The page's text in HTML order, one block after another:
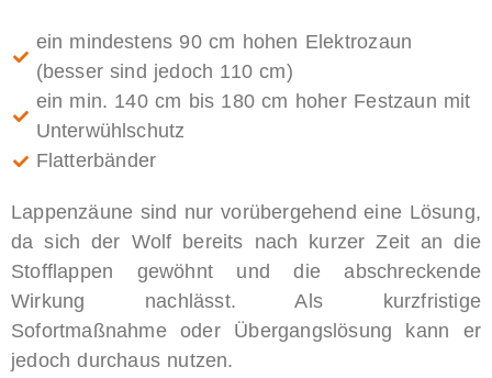
ein mindestens 90 cm hohen Elektrozaun
(besser sind jedoch 110 cm)
ein min. 140 cm bis 180 cm hoher Festzaun mit
Unterwühlschutz
Flatterbänder
Lappenzäune sind nur vorübergehend eine Lösung,
da sich der Wolf bereits nach kurzer Zeit an die
Stofflappen gewöhnt und die abschreckende
Wirkung nachlässt. Als kurzfristige
Sofortmaßnahme oder Übergangslösung kann er
jedoch durchaus nutzen.